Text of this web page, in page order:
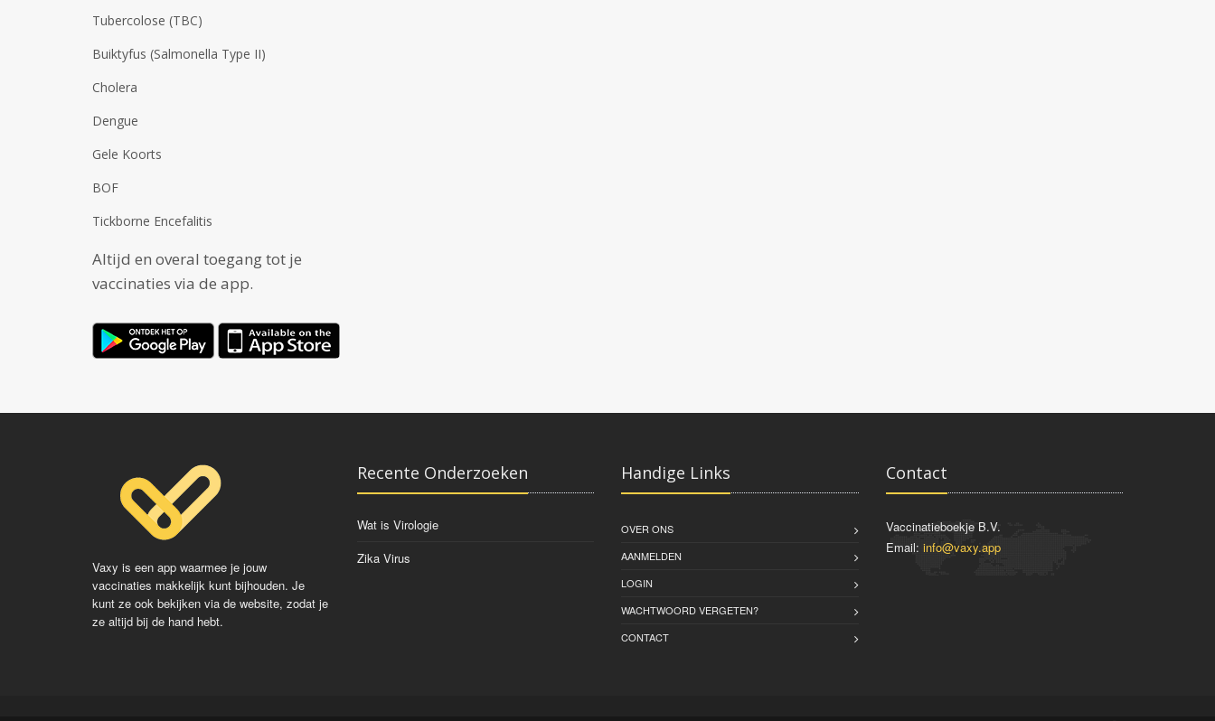
Tubercolose (TBC)
Buiktyfus (Salmonella Type II)
Cholera
Dengue
Gele Koorts
BOF
Tickborne Encefalitis
Altijd en overal toegang tot je
vaccinaties via de app.
Vaxy is een app waarmee je jouw
vaccinaties makkelijk kunt bijhouden. Je
kunt ze ook bekijken via de website, zodat je
ze altijd bij de hand hebt.
Recente Onderzoeken
Wat is Virologie
Zika Virus
Handige Links
OVER ONS
AANMELDEN
LOGIN
WACHTWOORD VERGETEN?
CONTACT
Contact
Vaccinatieboekje B.V.
Email: info@vaxy.app